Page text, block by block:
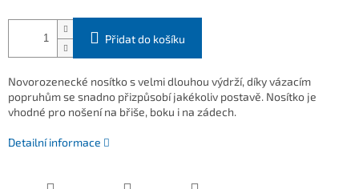
Přidat do košíku
Novorozenecké nosítko s velmi dlouhou výdrží, díky vázacím
popruhům se snadno přizpůsobí jakékoliv postavě. Nosítko je
vhodné pro nošení na břiše, boku i na zádech.
Detailní informace